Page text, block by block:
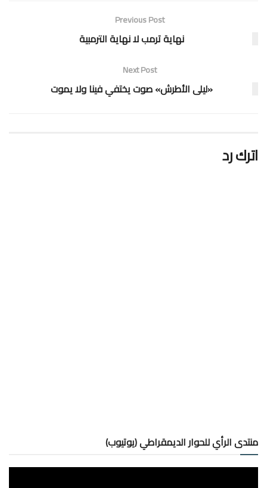
Previous Post
نهاية ترمب لا نهاية الترمبية
Next Post
«ليلى الأطرش» صوت يختفي فينا ولا يموت
اترك رد
منتدى الرأي للحوار الديمقراطي (يوتيوب)